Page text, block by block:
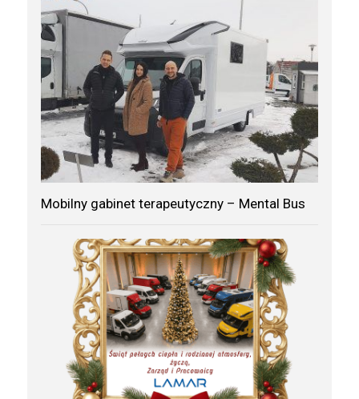
Mobilny gabinet terapeutyczny – Mental Bus